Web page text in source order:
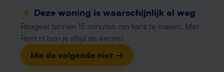
⚡️ Deze woning is waarschijnlijk al weg
Reageer binnen 15 minuten om kans te maken. Met
Rent.nl ben je altijd als eerste!
Mis de volgende niet →